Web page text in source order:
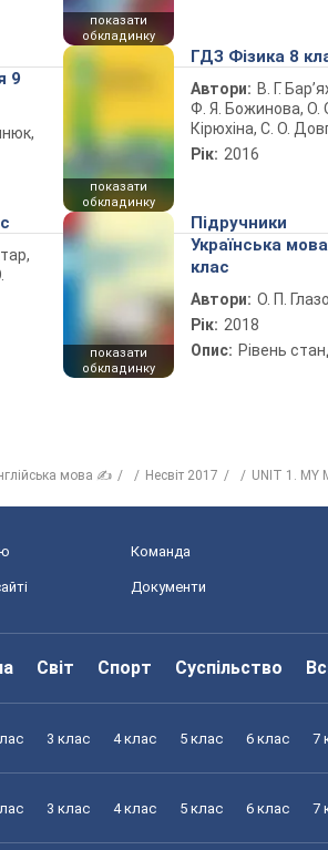
показати
обкладинку
9
показати
обкладинку
ГДЗ Фізика 8
Автори: В. Г.
Ф. Я. Божинова, О.
Кірюхіна, С. О.
Рік: 2016
показати
обкладинку
Підручники
Українська
клас
Автори: О. П.
Рік: 2018
Опис: Рівень
мова ✍ Несвіт 2017 UNIT 1. MY
Команда
Документи
Світ Спорт Суспільство
3 клас 4 клас 5 клас 6 клас 7
3 клас 4 клас 5 клас 6 клас 7